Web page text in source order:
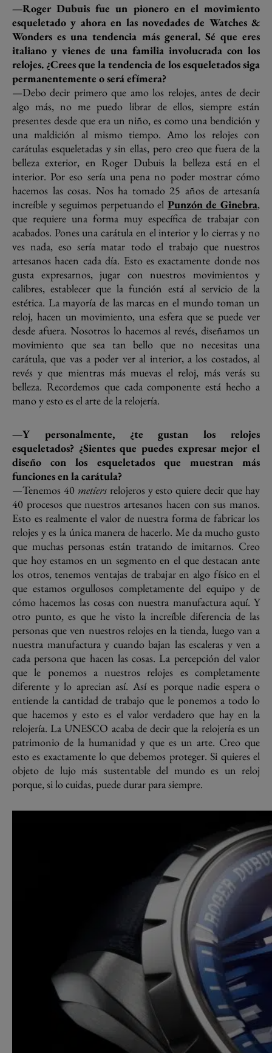
—Roger Dubuis fue un pionero en el movimiento
esqueletado y ahora en las novedades de Watches &
Wonders es una tendencia más general. Sé que eres
italiano y vienes de una familia involucrada con los
relojes. ¿Crees que la tendencia de los esqueletados siga
permanentemente o será efímera?
—Debo decir primero que amo los relojes, antes de decir
algo más, no me puedo librar de ellos, siempre están
presentes desde que era un niño, es como una bendición y
una maldición al mismo tiempo. Amo los relojes con
carátulas esqueletadas y sin ellas, pero creo que fuera de la
belleza exterior, en Roger Dubuis la belleza está en el
interior. Por eso sería una pena no poder mostrar cómo
hacemos las cosas. Nos ha tomado 25 años de artesanía
increíble y seguimos perpetuando el Punzón de Ginebra,
que requiere una forma muy específica de trabajar con
acabados. Pones una carátula en el interior y lo cierras y no
ves nada, eso sería matar todo el trabajo que nuestros
artesanos hacen cada día. Esto es exactamente donde nos
gusta expresarnos, jugar con nuestros movimientos y
calibres, establecer que la función está al servicio de la
estética. La mayoría de las marcas en el mundo toman un
reloj, hacen un movimiento, una esfera que se puede ver
desde afuera. Nosotros lo hacemos al revés, diseñamos un
movimiento que sea tan bello que no necesitas una
carátula, que vas a poder ver al interior, a los costados, al
revés y que mientras más muevas el reloj, más verás su
belleza. Recordemos que cada componente está hecho a
mano y esto es el arte de la relojería.
—Y personalmente, ¿te gustan los relojes
esqueletados? ¿Sientes que puedes expresar mejor el
diseño con los esqueletados que muestran más
funciones en la carátula?
—Tenemos 40 metiersrelojeros y esto quiere decir que hay
40 procesos que nuestros artesanos hacen con sus manos.
Esto es realmente el valor de nuestra forma de fabricar los
relojes y es la única manera de hacerlo. Me da mucho gusto
que muchas personas están tratando de imitarnos. Creo
que hoy estamos en un segmento en el que destacan ante
los otros, tenemos ventajas de trabajar en algo físico en el
que estamos orgullosos completamente del equipo y de
cómo hacemos las cosas con nuestra manufactura aquí. Y
otro punto, es que he visto la increíble diferencia de las
personas que ven nuestros relojes en la tienda, luego van a
nuestra manufactura y cuando bajan las escaleras y ven a
cada persona que hacen las cosas. La percepción del valor
que le ponemos a nuestros relojes es completamente
diferente y lo aprecian así. Así es porque nadie espera o
entiende la cantidad de trabajo que le ponemos a todo lo
que hacemos y esto es el valor verdadero que hay en la
relojería. La UNESCO acaba de decir que la relojería es un
patrimonio de la humanidad y que es un arte. Creo que
esto es exactamente lo que debemos proteger. Si quieres el
objeto de lujo más sustentable del mundo es un reloj
porque, si lo cuidas, puede durar para siempre.